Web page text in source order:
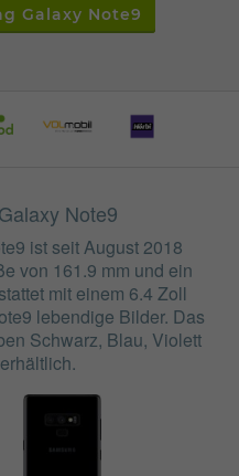
Galaxy Note9
Note9
ist seit August 2018
von 161.9 mm und ein
mit einem 6.4 Zoll
lebendige Bilder. Das
Schwarz, Blau, Violett